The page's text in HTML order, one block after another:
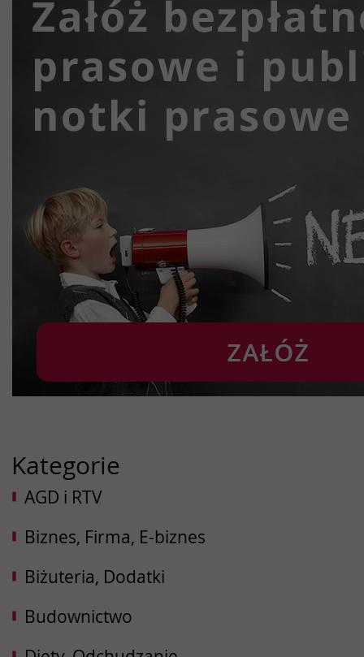
Kategorie
AGD i RTV
Biznes, Firma, E-biznes
Biżuteria, Dodatki
Budownictwo